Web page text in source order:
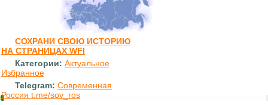
СОХРАНИ СВОЮ ИСТОРИЮ
НА СТРАНИЦАХ WFI
Категории: Актуальное
Избранное
Telegram: Современная
Россия t.me/sov_ros